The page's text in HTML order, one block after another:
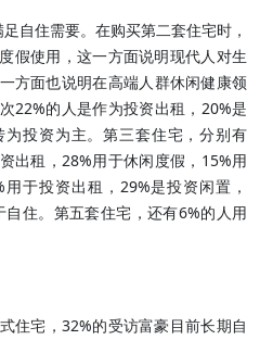
自住需要。在购买第二套住宅时，
假使用，这一方面说明现代人对生
方面也说明在高端人群休闲健康领
22%的人是作为投资出租， 20%是
投资为主。第三套住宅，分别有
出租， 28%用于休闲度假， 15%用
用于投资出租， 29%是投资闲置，
自住。第五套住宅，还有6%的人用
住宅， 32%的受访富豪目前长期自